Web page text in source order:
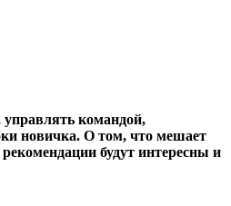
командой,
новичка. О том, что мешает
будут интересны и